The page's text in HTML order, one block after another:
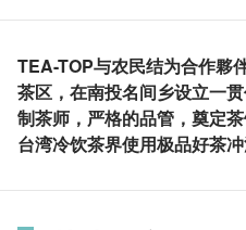
TEA-TOP与农民结为合作夥
茶区，在南投名间乡设立一
制茶师，严格的品管，奠定
台湾冷饮茶界使用极品好茶冲